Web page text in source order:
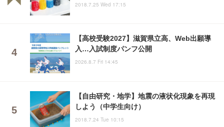
2018.7.25 Wed 17:15
【高校受験2027】滋賀県立高、Web出願導
入…入試制度パンフ公開
2026.8.7 Fri 14:45
【自由研究・地学】地震の液状化現象を再現
しよう（中学生向け）
2018.7.24 Tue 10:15